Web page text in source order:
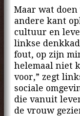
Maar wat
andere kant
cultuur en
linkse
fout, op zijn
helemaal niet
voor,” zegt
sociale
die vanuit
de vrouw